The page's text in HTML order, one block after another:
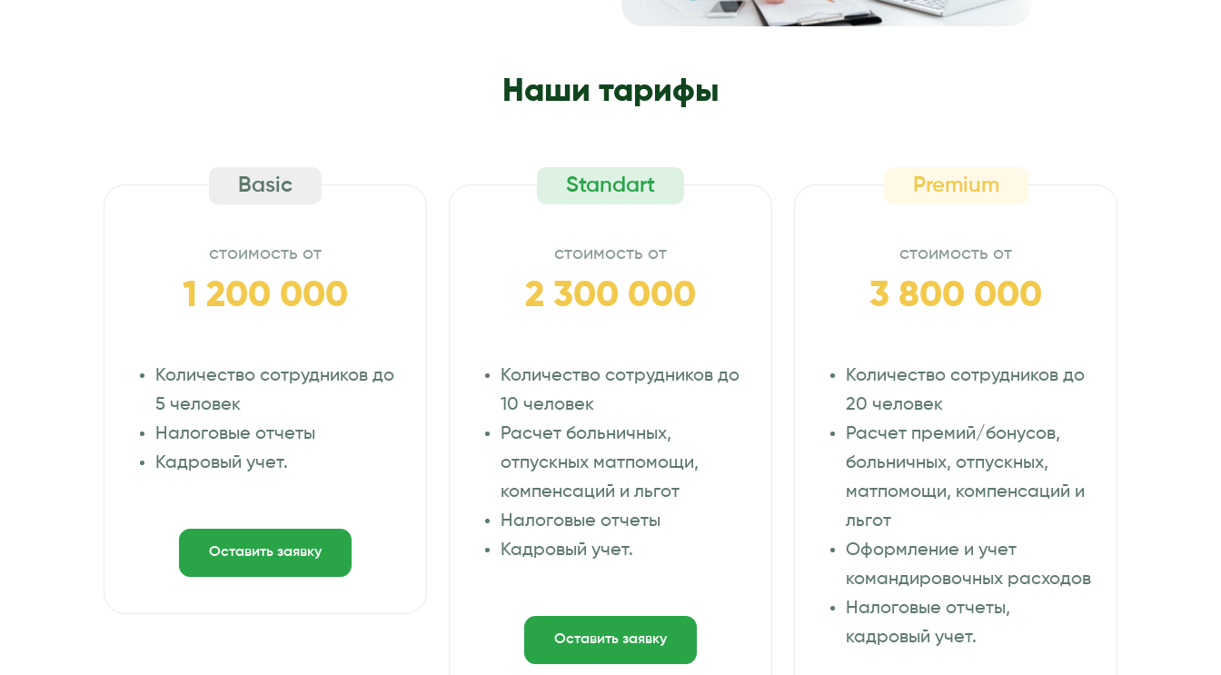
Наши тарифы
Basic
стоимость от
1 200 000
Количество сотрудников до
5 человек
Налоговые отчеты
Кадровый учет.
Оставить заявку
Standart
стоимость от
2 300 000
Количество сотрудников до
10 человек
Расчет больничных,
отпускных матпомощи,
компенсаций и льгот
Налоговые отчеты
Кадровый учет.
Оставить заявку
Premium
стоимость от
3 800 000
Количество сотрудников до
20 человек
Расчет премий/бонусов,
больничных, отпускных,
матпомощи, компенсаций и
льгот
Оформление и учет
командировочных расходов
Налоговые отчеты,
кадровый учет.